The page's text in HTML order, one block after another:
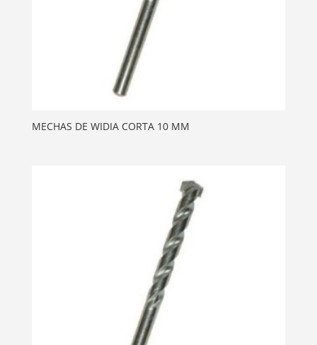
MECHAS DE WIDIA CORTA 10 MM